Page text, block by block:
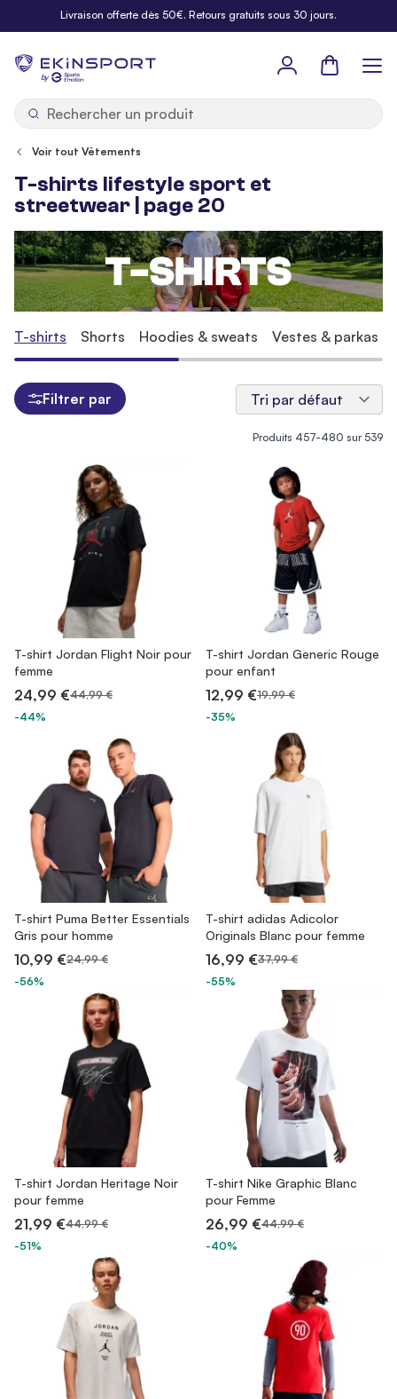
Allez au contenuLivraison offerte dès 50€. Retours gratuits sous 30 jours.
by
Panier
Voir tout Vêtements
T-shirts lifestyle sport et
streetwear | page 20
Produits 457-480 sur 539
T-shirt Jordan Flight Noir pour
femme
24,99 €44,99 €
-44%
T-shirt Jordan Generic Rouge
pour enfant
12,99 €19,99 €
-35%
T-shirt Puma Better Essentials
Gris pour homme
10,99 €24,99 €
-56%
T-shirt adidas Adicolor
Originals Blanc pour femme
16,99 €37,99 €
-55%
T-shirt Jordan Heritage Noir
pour femme
21,99 €44,99 €
-51%
T-shirt Nike Graphic Blanc
pour Femme
26,99 €44,99 €
-40%
T-shirts Shorts Hoodies & sweats Vestes & parkas
Filtrer par